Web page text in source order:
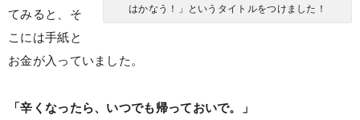
はかなう！」というタイトルをつけました！
てみると、そ
こには手紙と
お金が入っていました。
「辛くなったら、いつでも帰っておいで。」